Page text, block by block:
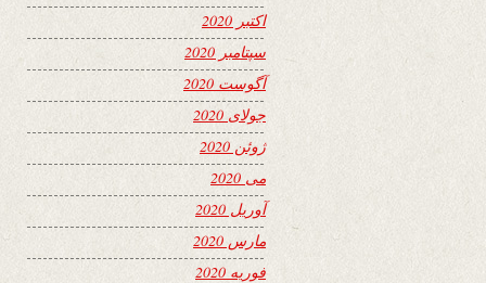
اکتبر 2020
سپتامبر 2020
آگوست 2020
جولای 2020
ژوئن 2020
می 2020
آوریل 2020
مارس 2020
فوریه 2020